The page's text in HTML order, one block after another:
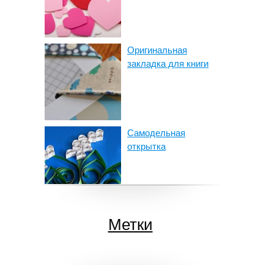
Оригинальная
закладка для книги
Самодельная
открытка
карандашницу
Метки